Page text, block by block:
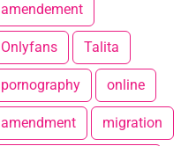
amendement
Onlyfans Talita
pornography online
amendment migration